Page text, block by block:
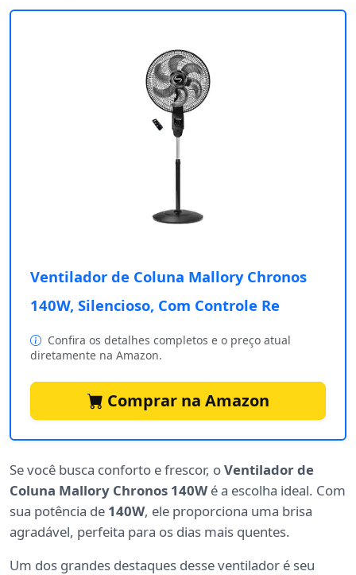
Ventilador de Coluna Mallory Chronos
140W, Silencioso, Com Controle Re
Confira os detalhes completos e o preço atual
diretamente na Amazon.
Comprar na Amazon
Se você busca conforto e frescor, oVentilador de
Coluna Mallory Chronos 140W é a escolha ideal. Com
sua potência de 140W, ele proporciona uma brisa
agradável, perfeita para os dias mais quentes.
Um dos grandes destaques desse ventilador é seu